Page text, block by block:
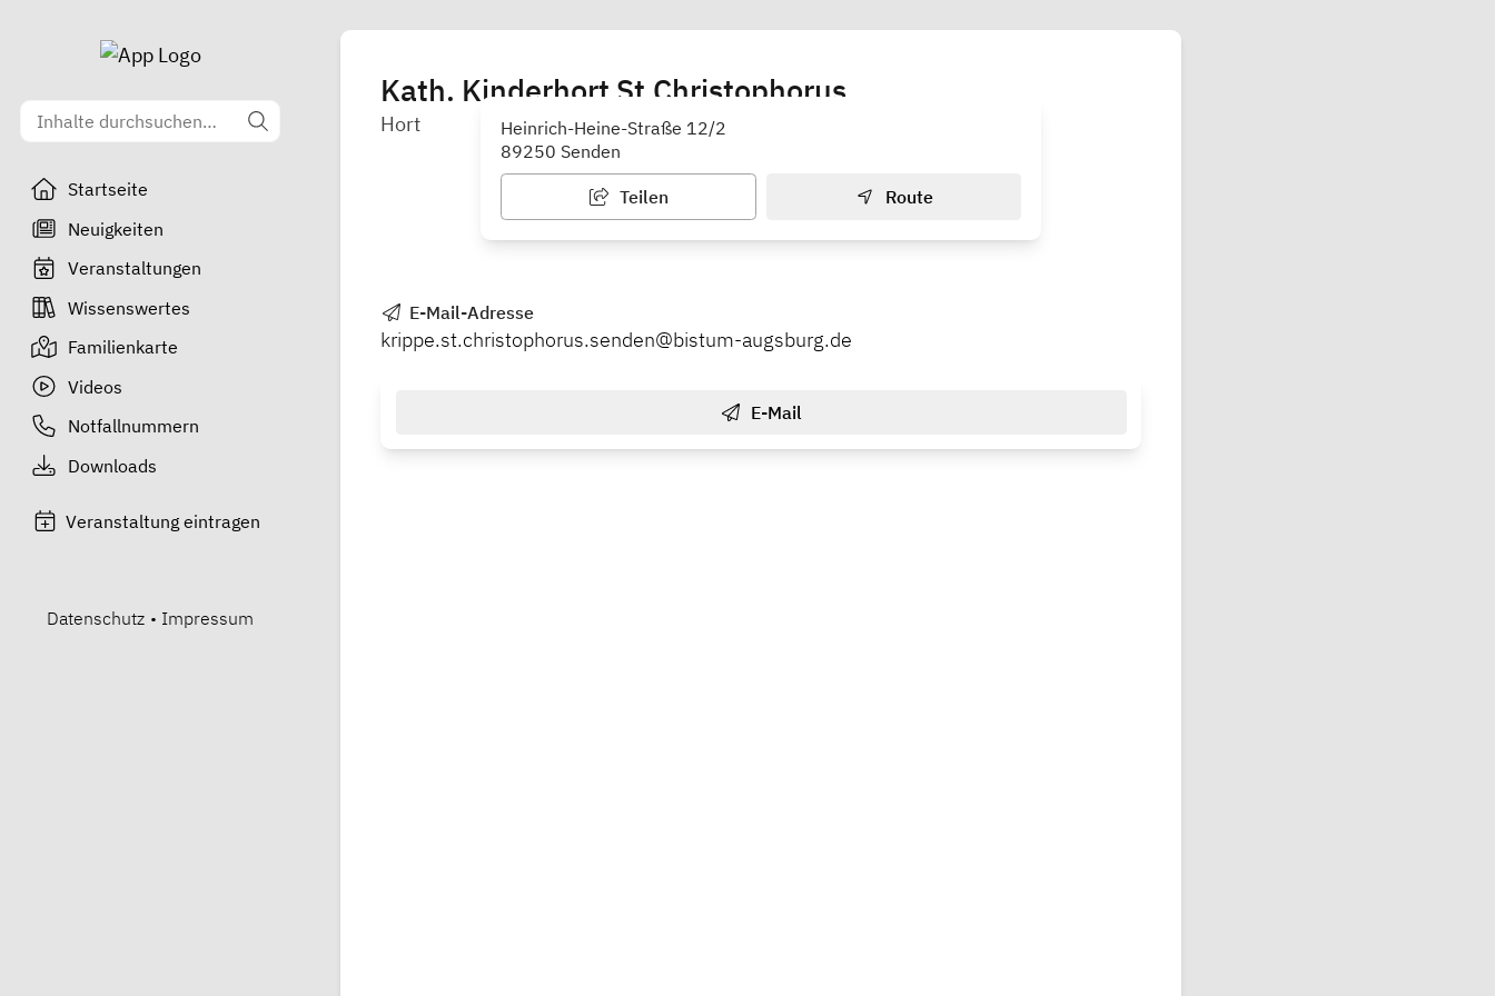
Startseite
Neuigkeiten
Veranstaltungen
Wissenswertes
Familienkarte
Videos
Notfallnummern
Downloads
Veranstaltung eintragen
Datenschutz • Impressum
Kath. Kinderhort St.Christophorus
Hort
Heinrich-Heine-Straße 12/2
89250 Senden
Teilen Route
E-Mail-Adresse
krippe.st.christophorus.senden@bistum-augsburg.de
E-Mail